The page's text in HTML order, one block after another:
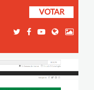
VOTAR